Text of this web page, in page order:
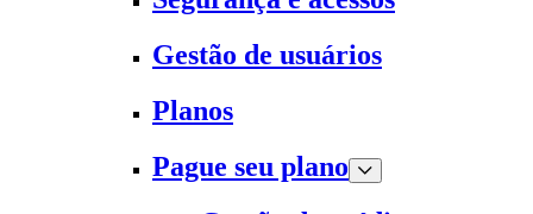
Gestão de usuários
Planos
Pague seu plano